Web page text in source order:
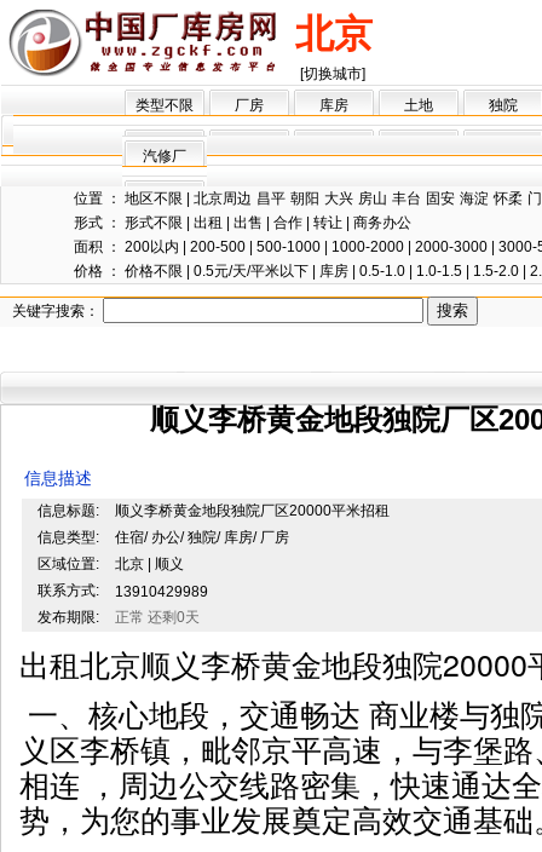
北京
[切换城市]
类型不限
厂房 库房 土地 独院
汽修厂
位置 ： 地区不限 北京周边 昌平 朝阳 大兴 房山 丰台 固安 海淀 怀柔
形式 ： 形式不限 出租 出售 合作 转让
商务办公
面积 ： 200以内 200-500 500-1000 1000-2000 2000-3000
3000-
价格 ： 价格不限 0.5元/天/平米以下 库房 0.5-1.0 1.0-1.5 1.5-2.0
关键字搜索：
顺义李桥黄金地段独院厂区
信息描述
信息标题:
顺义李桥黄金地段独院厂区20000平米招租
信息类型:
住宿/ 办公/ 独院/ 库房/ 厂房
区域位置:
北京 | 顺义
联系方式:
13910429989
发布期限:
正常 还剩0天
出租北京顺义李桥黄金地段独院20000
一、核心地段，交通畅达 商业楼与独
义区李桥镇，毗邻京平高速，与李堡
相连 ，周边公交线路密集，快速通达
势，为您的事业发展奠定高效交通基础